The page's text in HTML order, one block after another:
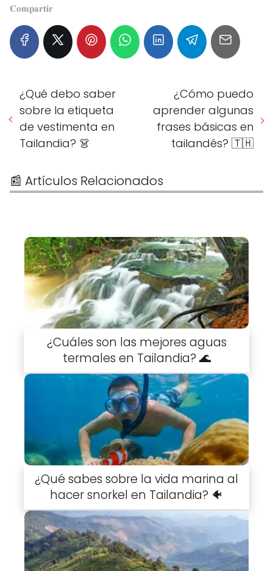
𝐂𝐨𝐦𝐩𝐚𝐫𝐭𝐢𝐫
¿Qué debo saber
sobre la etiqueta
de vestimenta en
Tailandia? 👗
¿Cómo puedo
aprender algunas
frases básicas en
tailandés? 🇹🇭
📰 Artículos Relacionados
¿Cuáles son las mejores aguas
termales en Tailandia? 🌊
¿Qué sabes sobre la vida marina al
hacer snorkel en Tailandia? 🐠